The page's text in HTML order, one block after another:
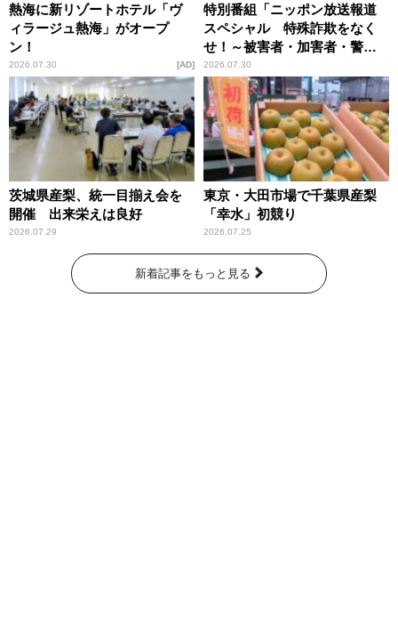
熱海に新リゾートホテル「ヴ
ィラージュ熱海」がオープ
ン！
2026.07.30 AD
特別番組「ニッポン放送報道
スペシャル 特殊詐欺をなく
せ！～被害者・加害者・警視
庁が語るトクリュウの実態
～」放送
2026.07.30
茨城県産梨、統一目揃え会を
開催 出来栄えは良好
2026.07.29
東京・大田市場で千葉県産梨
「幸水」初競り
2026.07.25
新着記事をもっと見る